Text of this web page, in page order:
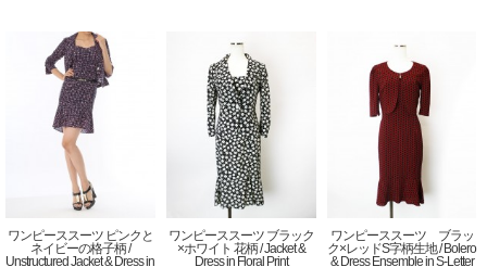
ワンピーススーツ ピンクと
ネイビーの格子柄 /
Unstructured Jacket & Dress in
ワンピーススーツ ブラック
×ホワイト 花柄 / Jacket &
Dress in Floral Print
ワンピーススーツ ブラッ
ク×レッドS字柄生地 / Bolero
& Dress Ensemble in S-Letter